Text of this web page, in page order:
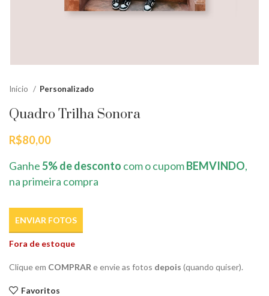
Início Personalizado
Quadro Trilha Sonora
R$80,00
Ganhe5% de desconto com o cupomBEMVINDO,
na primeira compra
ENVIAR FOTOS
Fora de estoque
Clique em COMPRAR e envie as fotos depois (quando quiser).
Favoritos